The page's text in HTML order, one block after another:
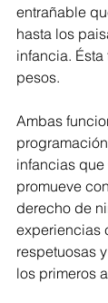
entrañable
hasta los
infancia.
pesos.
Ambas
infancias que
promueve
derecho de
experiencias
respetuosas
los primeros